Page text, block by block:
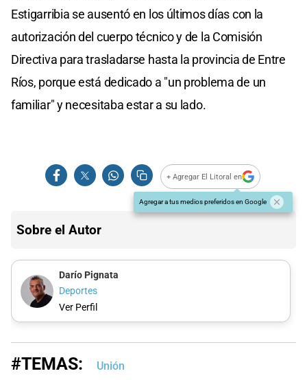
Estigarribia se ausentó en los últimos días con la
autorización del cuerpo técnico y de la Comisión
Directiva para trasladarse hasta la provincia de Entre
Ríos, porque está dedicado a "un problema de un
familiar" y necesitaba estar a su lado.
+ Agregar El Litoral en
Agregar a tus medios preferidos en Google
Sobre el Autor
Darío Pignata
Deportes
Ver Perfil
#TEMAS: Unión